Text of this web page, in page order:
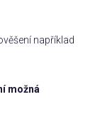
například
možná